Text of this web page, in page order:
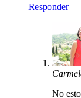
Responder
No